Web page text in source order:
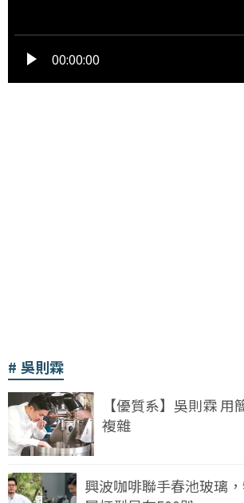
吳則霖
【優質系】吳則霖
複雜
興波咖啡聯手春池玻璃